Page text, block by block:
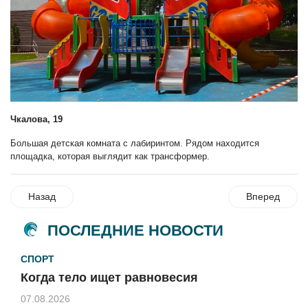
Чкалова, 19
Большая детская комната с лабиринтом. Рядом находится
площадка, которая выглядит как трансформер.
Назад Вперед
ПОСЛЕДНИЕ НОВОСТИ
СПОРТ
Когда тело ищет равновесия
07.08.2026